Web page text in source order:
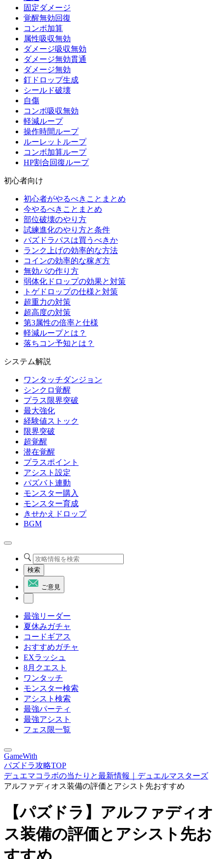
固定ダメージ
覚醒無効回復
コンボ加算
属性吸収無効
ダメージ吸収無効
ダメージ無効貫通
ダメージ無効
釘ドロップ生成
シールド破壊
自傷
コンボ吸収無効
軽減ループ
操作時間ループ
ルーレットループ
コンボ加算ループ
HP割合回復ループ
初心者向け
初心者がやるべきことまとめ
今やるべきことまとめ
部位破壊のやり方
試練進化のやり方と条件
パズドラパスは買うべきか
ランク上げの効率的な方法
コインの効率的な稼ぎ方
無効パの作り方
弱体化ドロップの効果と対策
トゲドロップの仕様と対策
超重力の対策
超高度の対策
第3属性の倍率と仕様
軽減ループとは？
落ちコン予知とは？
システム解説
ワンタッチダンジョン
シンクロ覚醒
プラス限界突破
最大強化
経験値ストック
限界突破
超覚醒
潜在覚醒
プラスポイント
アシスト設定
パズバト連動
モンスター購入
モンスター育成
きせかえドロップ
BGM
検索
ご意見
最強リーダー
夏休みガチャ
コードギアス
おすすめガチャ
EXラッシュ
8月クエスト
ワンタッチ
モンスター検索
アシスト検索
最強パーティ
最強アシスト
フェス限一覧
GameWith
パズドラ攻略TOP
デュエマコラボの当たりと最新情報｜デュエルマスターズ
アルファディオス装備の評価とアシスト先おすすめ
【パズドラ】アルファディオ
ス装備の評価とアシスト先お